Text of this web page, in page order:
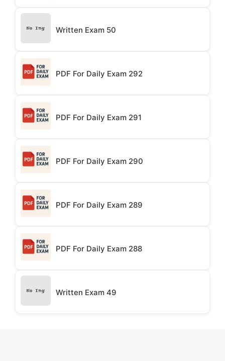
Written Exam 50
PDF For Daily Exam 292
PDF For Daily Exam 291
PDF For Daily Exam 290
PDF For Daily Exam 289
PDF For Daily Exam 288
Written Exam 49